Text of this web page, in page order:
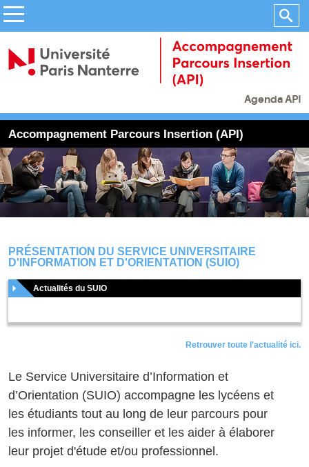
Agenda API
Accompagnement Parcours Insertion (API)
PRÉSENTATION DU SERVICE UNIVERSITAIRE
D'INFORMATION ET D'ORIENTATION (SUIO)
Actualités du SUIO
Retrouver toute l'actualité ici.
Le Service Universitaire d’Information et
d’Orientation (SUIO) accompagne les lycéens et
les étudiants tout au long de leur parcours pour
les informer, les conseiller et les aider à élaborer
leur projet d'étude et/ou professionnel.